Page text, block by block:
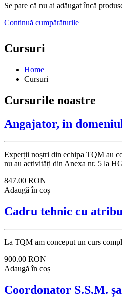
Se pare că nu ai adăugat încă
Continuă cumpărăturile
Cursuri
Home
Cursuri
Cursurile noastre
Angajator, in
Experții noștri din echipa TQM au
nu au activități din Anexa nr. 5 la
847.00 RON
Adaugă în coș
Cadru tehnic cu
La TQM am conceput un curs
900.00 RON
Adaugă în coș
Coordonator S.S.M.